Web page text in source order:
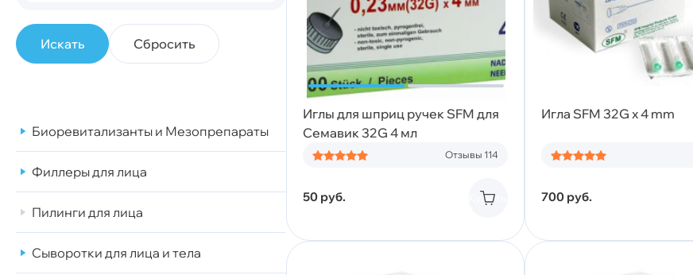
Сбросить
Биоревитализанты и Мезопрепараты
Филлеры для лица
Пилинги для лица
Сыворотки для лица и тела
Иглы для шприц ручек SFM для
Семавик 32G 4 мл
Отзывы 114
50 руб. Купить
Игла SFM 32G x 4 mm
700 руб.